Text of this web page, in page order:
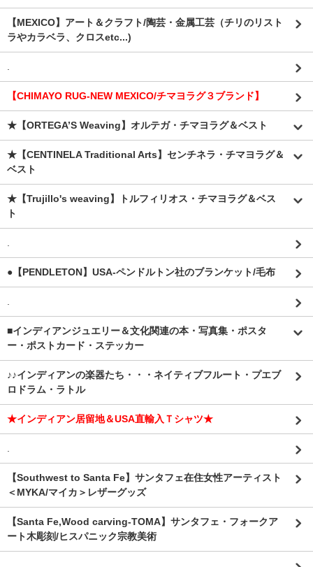
【MEXICO】アート＆クラフト/陶芸・金属工芸（チリのリスト
ラやカラベラ、クロスetc...)
【CHIMAYO RUG-NEW MEXICO/チマヨラグ３ブランド】
★【ORTEGA’S Weaving】オルテガ・チマヨラグ＆ベスト
★【CENTINELA Traditional Arts】センチネラ・チマヨラグ＆
ベスト
★【Trujillo's weaving】トルフィリオス・チマヨラグ＆ベス
ト
●【PENDLETON】USA-ペンドルトン社のブランケット/毛布
■インディアンジュエリー＆文化関連の本・写真集・ポスタ
ー・ポストカード・ステッカー
♪♪インディアンの楽器たち・・・ネイティブフルート・プエブ
ロドラム・ラトル
★インディアン居留地＆USA直輸入Ｔシャツ★
【Southwest to Santa Fe】サンタフェ在住女性アーティスト
＜MYKA/マイカ＞レザーグッズ
【Santa Fe,Wood carving-TOMA】サンタフェ・フォークア
ート木彫刻/ヒスパニック宗教美術